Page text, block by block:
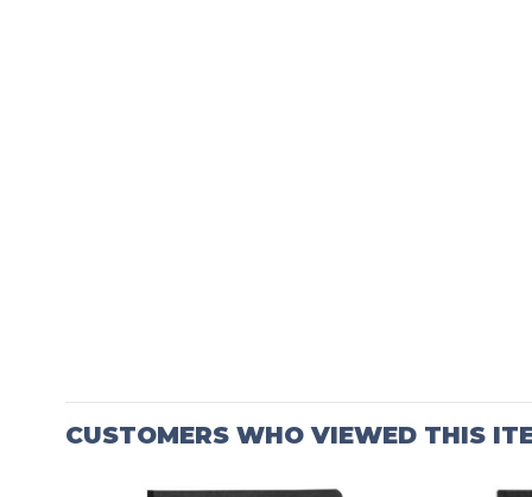
CUSTOMERS WHO VIEWED THIS